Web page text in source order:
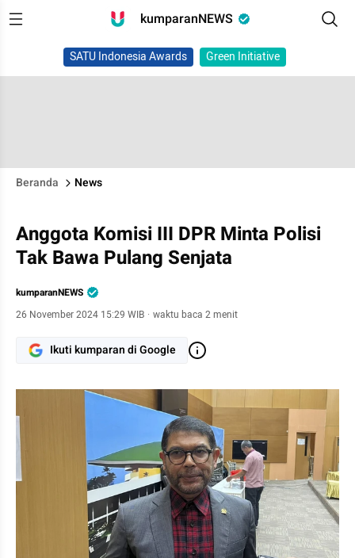
kumparanNEWS
SATU Indonesia Awards Green Initiative
Beranda News
Anggota Komisi III DPR Minta Polisi
Tak Bawa Pulang Senjata
kumparanNEWS
26 November 2024 15:29 WIB · waktu baca 2 menit
Ikuti kumparan di Google